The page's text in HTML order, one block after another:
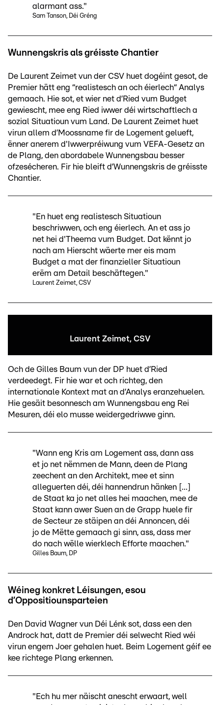
alarmant ass."
Sam Tanson, Déi Gréng
Wunnengskris als gréisste Chantier
De Laurent Zeimet vun der CSV huet dogéint gesot, de
Premier hätt eng “realistesch an och éierlech“ Analys
gemaach. Hie sot, et wier net d’Ried vum Budget
gewiescht, mee eng Ried iwwer déi wirtschaftlech a
sozial Situatioun vum Land. De Laurent Zeimet huet
virun allem d’Moossname fir de Logement gelueft,
ënner anerem d'Iwwerpréiwung vum VEFA-Gesetz an
de Plang, den abordabele Wunnengsbau besser
ofzesécheren. Fir hie bleift d’Wunnengskris de gréisste
Chantier.
"En huet eng realistesch Situatioun
beschriwwen, och eng éierlech. An et ass jo
net hei d'Theema vum Budget. Dat kënnt jo
nach am Hierscht wäerte mer eis mam
Budget a mat der finanzieller Situatioun
erëm am Detail beschäftegen."
Laurent Zeimet, CSV
Laurent Zeimet, CSV
Och de Gilles Baum vun der DP huet d’Ried
verdeedegt. Fir hie war et och richteg, den
internationale Kontext mat an d’Analys eranzehuelen.
Hie gesäit besonnesch am Wunnengsbau eng Rei
Mesuren, déi elo musse weidergedriwwe ginn.
"Wann eng Kris am Logement ass, dann ass
et jo net nëmmen de Mann, deen de Plang
zeechent an den Architekt, mee et sinn
alleguerten déi, déi hannendrun hänken [...]
de Staat ka jo net alles hei maachen, mee de
Staat kann awer Suen an de Grapp huele fir
de Secteur ze stäipen an déi Annoncen, déi
jo de Mëtte gemaach gi sinn, ass, dass mer
do nach wëlle wierklech Efforte maachen."
Gilles Baum, DP
Wéineg konkret Léisungen, esou
d’Oppositiounsparteien
Den David Wagner vun Déi Lénk sot, dass een den
Androck hat, datt de Premier déi selwecht Ried wéi
virun engem Joer gehalen huet. Beim Logement géif ee
kee richtege Plang erkennen.
"Ech hu mer näischt anescht erwaart, well